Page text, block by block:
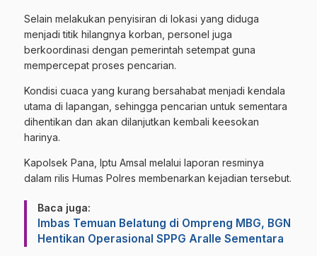
Selain melakukan penyisiran di lokasi yang diduga
menjadi titik hilangnya korban, personel juga
berkoordinasi dengan pemerintah setempat guna
mempercepat proses pencarian.
Kondisi cuaca yang kurang bersahabat menjadi kendala
utama di lapangan, sehingga pencarian untuk sementara
dihentikan dan akan dilanjutkan kembali keesokan
harinya.
Kapolsek Pana, Iptu Amsal melalui laporan resminya
dalam rilis Humas Polres membenarkan kejadian tersebut.
Baca juga:
Imbas Temuan Belatung di Ompreng MBG, BGN
Hentikan Operasional SPPG Aralle Sementara